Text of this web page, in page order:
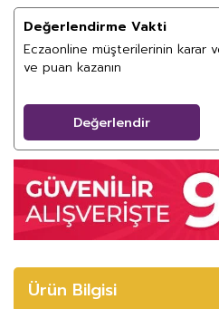
Değerlendirme Vakti
Eczaonline müşterilerinin karar
ve puan kazanın
Değerlendir
Ürün Bilgisi